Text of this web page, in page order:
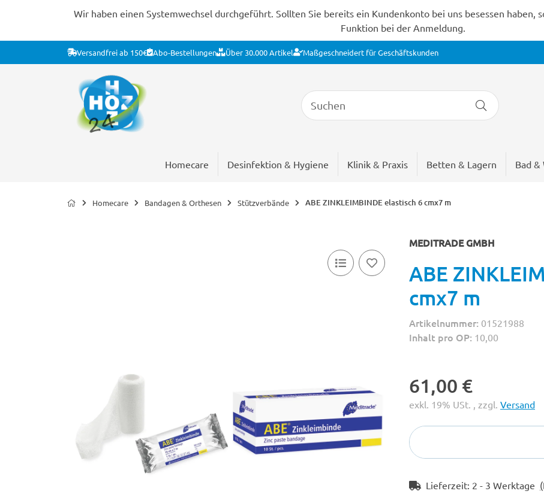
Wir haben einen Systemwechsel durchgeführt. Sollten Sie bereits ein Kundenkonto bei uns besessen haben,
Funktion bei der Anmeldung.
Versandfrei ab 150€ Abo-Bestellungen Über 30.000 Artikel Maßgeschneidert für Geschäftskunden
Homecare Desinfektion & Hygiene Klinik & Praxis Betten & Lagern Bad &
Homecare Bandagen & Orthesen Stützverbände ABE ZINKLEIMBINDE elastisch 6 cmx7 m
MEDITRADE GMBH
ABE
cmx7 m
Artikelnummer: 01521988
Inhalt pro OP: 10,00
61,00 €
exkl. 19% USt. , zzgl. Versand
Lieferzeit: 2 - 3 Werktage